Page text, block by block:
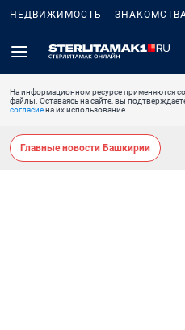
НЕДВИЖИМОСТЬ
На информационном ресурсе применяются
файлы. Оставаясь на сайте, вы
согласиена их использование.
Главные новости Башкирии